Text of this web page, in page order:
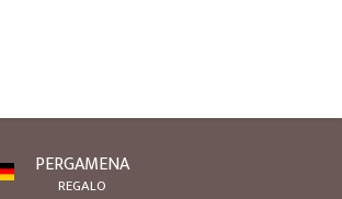
PERGAMENA
REGALO